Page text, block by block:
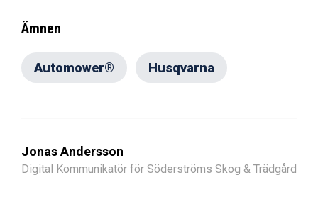
Ämnen
Automower® Husqvarna
Jonas Andersson
Digital Kommunikatör för Söderströms Skog & Trädgård